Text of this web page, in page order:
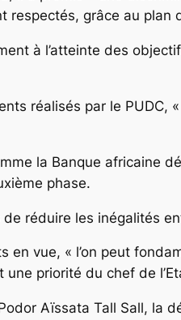
grâce au
à l’atteinte des
réalisés par le
la Banque africaine
phase.
réduire les inégalités
en vue, « l’on peut
priorité du chef de
Aïssata Tall Sall, la